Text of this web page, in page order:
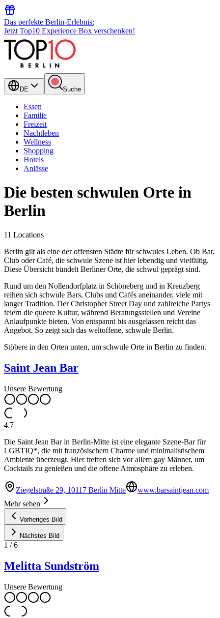
Das perfekte Berlin-Erlebnis:
Jetzt Top10 Experience Box verschenken!
DE Suche
Essen
Familie
Freizeit
Nachtleben
Wellness
Shopping
Hotels
Anlässe
Die besten schwulen Orte in
Berlin
11 Locations
Berlin gilt als eine der offensten Städte für schwules Leben. Ob Bar,
Club oder Café, die schwule Szene ist hier lebendig und vielfältig.
Diese Übersicht bündelt Berliner Orte, die schwul geprägt sind.
Rund um den Nollendorfplatz in Schöneberg und in Kreuzberg
reihen sich schwule Bars, Clubs und Cafés aneinander, viele mit
langer Tradition. Der Christopher Street Day und zahlreiche Partys
feiern die queere Kultur, während Beratungsstellen und Vereine
Anlaufpunkte bieten. Von entspannt bis ausgelassen reicht das
Angebot. So zeigt sich das weltoffene, schwule Berlin.
Stöbere in den Orten unten, um schwule Orte in Berlin zu finden.
Saint Jean Bar
Unsere Bewertung
4.7
Die Saint Jean Bar in Berlin-Mitte ist eine elegante Szene-Bar für
LGBTIQ*, die mit französischem Charme und minimalistischem
Ambiente überzeugt. Hier treffen sich vor allem gay Männer, um
Cocktails zu genießen und die offene Atmosphäre zu erleben.
Ziegelstraße 29, 10117 Berlin Mitte
www.barsaintjean.com
Mehr sehen
Vorheriges Bild
Nächstes Bild
1 /6
Melitta Sundström
Unsere Bewertung